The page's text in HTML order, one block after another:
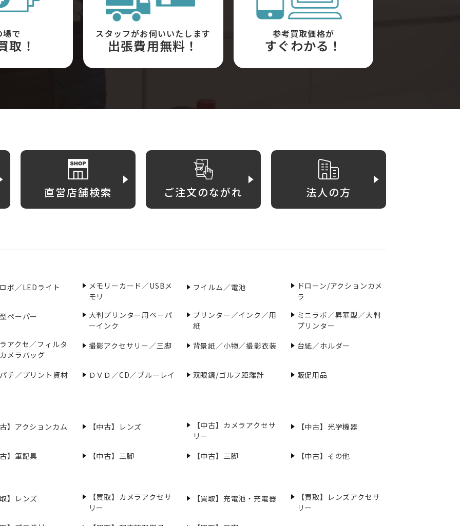
場で
取！
スタッフがお伺いいたします
出張費用無料！
参考買取価格が
すぐわかる！
直営店舗検索 ご注文のながれ 法人の方
ボ／LEDライト
メモリーカード／USBメ
モリ
フイルム／電池
ドローン/アクションカメ
ラ
ペーパー
大判プリンター用ペーパ
ーインク
プリンター／インク／用
紙
ミニラボ／昇華型／大判
プリンター
アクセ／フィルタ
メラバッグ
撮影アクセサリー／三脚 背景紙／小物／撮影衣装 台紙／ホルダー
チ／プリント資材 ＤＶＤ／CD／ブルーレイ 双眼鏡/ゴルフ距離計 販促用品
】アクションカム 【中古】レンズ
【中古】カメラアクセサ
リー
【中古】光学機器
】筆記具 【中古】三脚 【中古】三脚 【中古】その他
】レンズ
【買取】カメラアクセサ
リー
【買取】充電池・充電器
【買取】レンズアクセサ
リー